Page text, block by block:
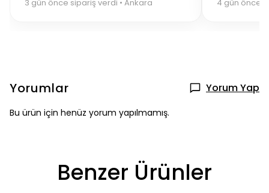
3 gün önce sipariş verdi • Ankara 4 gün önce
Yorumlar Yorum Yap
Bu ürün için henüz yorum yapılmamış.
Benzer Ürünler